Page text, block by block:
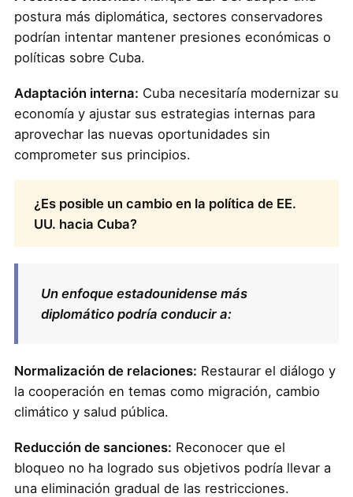
postura más diplomática, sectores conservadores
podrían intentar mantener presiones económicas o
políticas sobre Cuba.
Adaptación interna: Cuba necesitaría modernizar su
economía y ajustar sus estrategias internas para
aprovechar las nuevas oportunidades sin
comprometer sus principios.
¿Es posible un cambio en la política de EE.
UU. hacia Cuba?
Un enfoque estadounidense más
diplomático podría conducir a:
Normalización de relaciones: Restaurar el diálogo y
la cooperación en temas como migración, cambio
climático y salud pública.
Reducción de sanciones: Reconocer que el
bloqueo no ha logrado sus objetivos podría llevar a
una eliminación gradual de las restricciones.